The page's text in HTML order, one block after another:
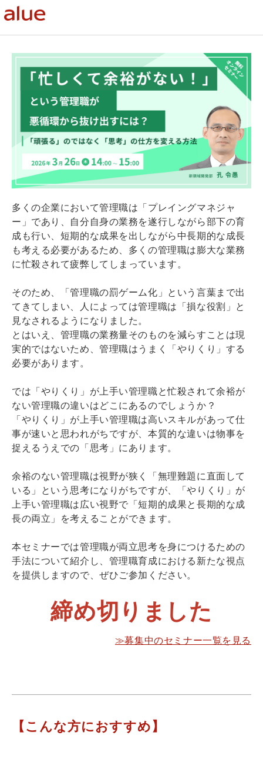
多くの企業において管理職は「プレイングマネジャ
ー」であり、自分自身の業務を遂行しながら部下の育
成も行い、短期的な成果を出しながら中長期的な成長
も考える必要があるため、多くの管理職は膨大な業務
に忙殺されて疲弊してしまっています。
そのため、「管理職の罰ゲーム化」という言葉まで出
てきてしまい、人によっては管理職は「損な役割」と
見なされるようになりました。
とはいえ、管理職の業務量そのものを減らすことは現
実的ではないため、管理職はうまく「やりくり」する
必要があります。
では「やりくり」が上手い管理職と忙殺されて余裕が
ない管理職の違いはどこにあるのでしょうか？
「やりくり」が上手い管理職は高いスキルがあって仕
事が速いと思われがちですが、本質的な違いは物事を
捉えるうえでの「思考」にあります。
余裕のない管理職は視野が狭く「無理難題に直面して
いる」という思考になりがちですが、「やりくり」が
上手い管理職は広い視野で「短期的成果と長期的な成
長の両立」を考えることができます。
本セミナーでは管理職が両立思考を身につけるための
手法について紹介し、管理職育成における新たな視点
を提供しますので、ぜひご参加ください。
締め切りました
≫募集中のセミナー一覧を見る
【こんな方におすすめ】